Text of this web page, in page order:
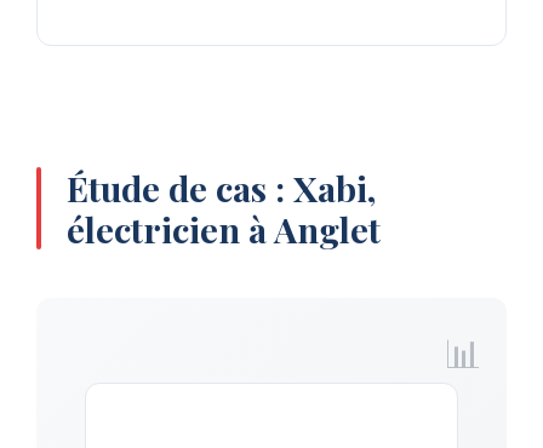
Étude de cas : Xabi,
électricien à Anglet